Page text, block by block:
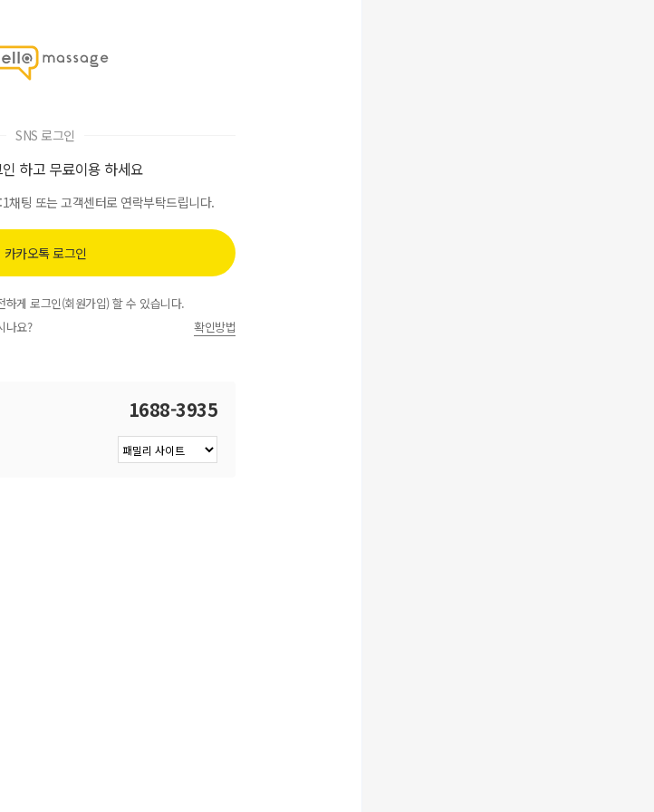
SNS 로그인
하고 무료이용 하세요
채팅 또는 고객센터로 연락부탁드립니다.
카카오톡 로그인
게 로그인(회원가입) 할 수 있습니다.
나요?
확인방법
1688-3935